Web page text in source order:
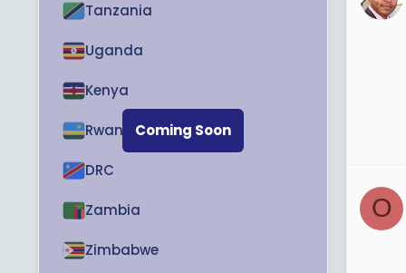
O
Coming Soon
Tanzania
Uganda
Kenya
Rwanda
DRC
Zambia
Zimbabwe